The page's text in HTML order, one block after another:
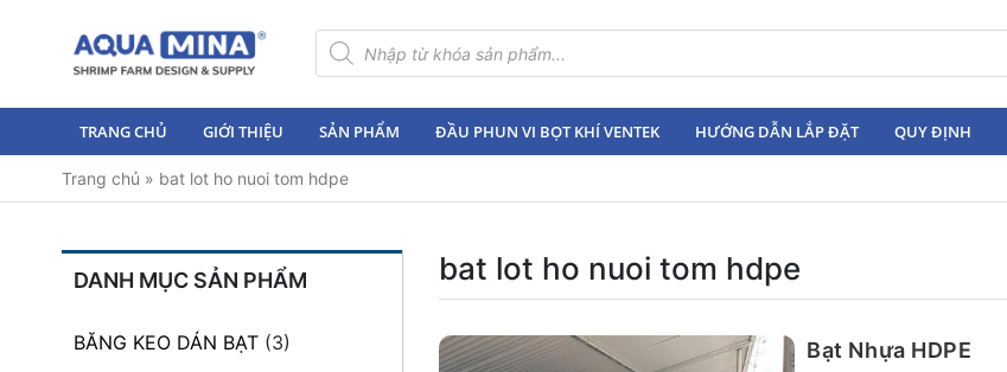
Tìm
kiếm
sản
TRANG CHỦ GIỚI THIỆU SẢN PHẨM ĐẦU PHUN VI BỌT KHÍ VENTEK HƯỚNG DẪN LẮP ĐẶT QUY ĐỊNH
Trang chủ » bat lot ho nuoi tom hdpe
DANH MỤC SẢN PHẨM
BĂNG KEO DÁN BẠT (3)
bat lot ho nuoi tom hdpe
Bạt Nhựa HDPE